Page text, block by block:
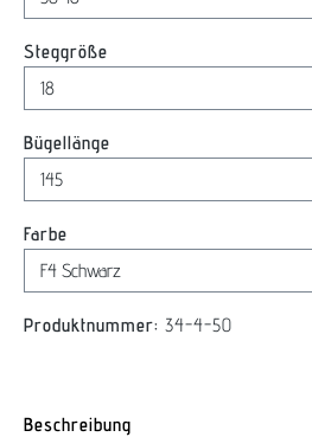
Steggröße
Bügellänge
Farbe
Produktnummer: 34-4-50
Beschreibung